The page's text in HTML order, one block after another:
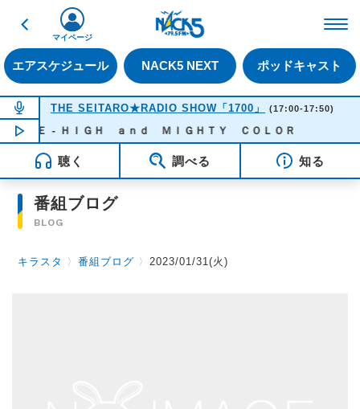
戻る
エアスケジュール NACK5 NEXT ポッドキャスト
マイページ
NOW ON AIR
THE SEITARO★RADIO SHOW「1700」 (17:00-17:50)
NOW PLAYING16:31
ＤＥ - ＨＩＧＨ ａｎｄ ＭＩＧＨＴＹ ＣＯＬＯＲ
聴く 調べる 知る
番組ブログ
BLOG
キラスタ 〉番組ブログ 〉2023/01/31(火)